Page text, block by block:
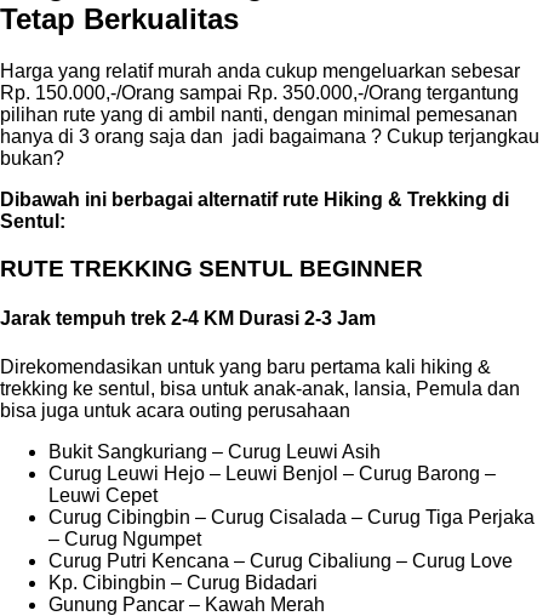
Tetap Berkualitas
Harga yang relatif murah anda cukup mengeluarkan sebesar
Rp. 150.000,-/Orang sampai Rp. 350.000,-/Orang tergantung
pilihan rute yang di ambil nanti, dengan minimal pemesanan
hanya di 3 orang saja dan jadi bagaimana ? Cukup terjangkau
bukan?
Dibawah ini berbagai alternatif rute Hiking & Trekking di
Sentul:
RUTE TREKKING SENTUL BEGINNER
Jarak tempuh trek 2-4 KM Durasi 2-3 Jam
Direkomendasikan untuk yang baru pertama kali hiking &
trekking ke sentul, bisa untuk anak-anak, lansia, Pemula dan
bisa juga untuk acara outing perusahaan
Bukit Sangkuriang – Curug Leuwi Asih
Curug Leuwi Hejo – Leuwi Benjol – Curug Barong –
Leuwi Cepet
Curug Cibingbin – Curug Cisalada – Curug Tiga Perjaka
– Curug Ngumpet
Curug Putri Kencana – Curug Cibaliung – Curug Love
Kp. Cibingbin – Curug Bidadari
Gunung Pancar – Kawah Merah